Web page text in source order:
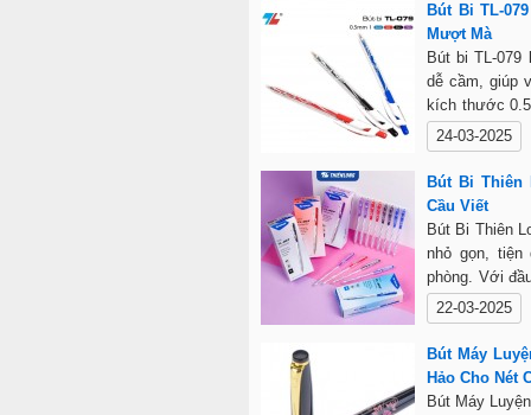
Bút Bi TL-
Mượt Mà
Bút bi TL-
dễ cầm, giúp
kích thước
dân văn
cao. Mua bút
chất lượng tốt
24-03-2025
Bút Bi Thiên
Cầu Viết
Bút Bi Thiên
nhỏ gọn, tiện
phòng. Với
nhanh, không
lý, dễ dàng
ký tài liệu. Để
mạnh. Sản
và
22-03-2025
Bút Máy
Hảo Cho Nét
Bút Máy